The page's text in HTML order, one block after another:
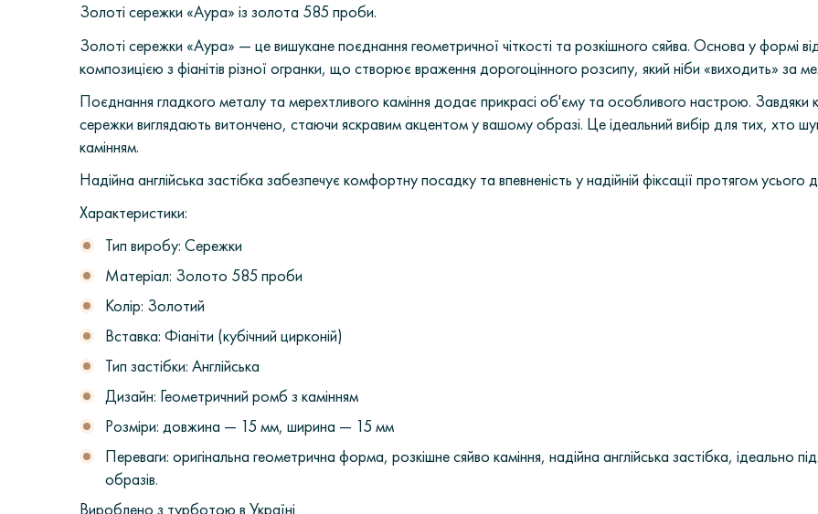
Золоті сережки «Аура» із золота 585 проби.
Золоті сережки «Аура» — це вишукане поєднання геометричної чіткості та розкішного сяйва. Основа у формі
композицією з фіанітів різної огранки, що створює враження дорогоцінного розсипу, який ніби «виходить» за
Поєднання гладкого металу та мерехтливого каміння додає прикрасі об'єму та особливого настрою. Завдяки
сережки виглядають витончено, стаючи яскравим акцентом у вашому образі. Це ідеальний вибір для тих, хто
камінням.
Надійна англійська застібка забезпечує комфортну посадку та впевненість у надійній фіксації протягом усього
Характеристики:
Тип виробу: Сережки
Матеріал: Золото 585 проби
Колір: Золотий
Вставка: Фіаніти (кубічний цирконій)
Тип застібки: Англійська
Дизайн: Геометричний ромб з камінням
Розміри: довжина — 15 мм, ширина — 15 мм
Переваги: оригінальна геометрична форма, розкішне сяйво каміння, надійна англійська застібка, ідеально
образів.
Вироблено з турботою в Україні